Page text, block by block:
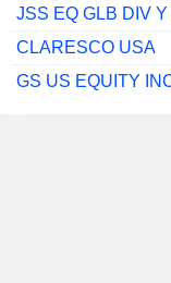
JSS EQ GLB DIV
CLARESCO USA